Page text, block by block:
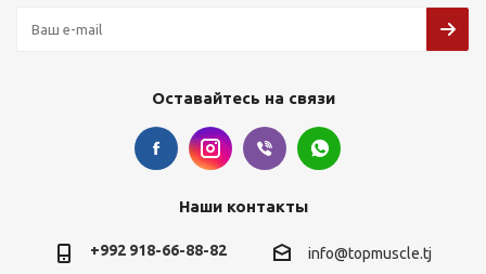
Оставайтесь на связи
Наши контакты
+992 918-66-88-82 info@topmuscle.tj